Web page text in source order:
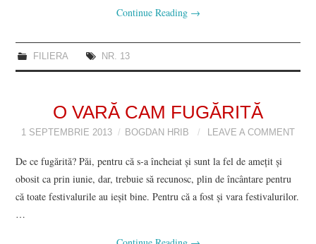
Continue Reading →
FILIERA NR. 13
O VARĂ CAM FUGĂRITĂ
1 SEPTEMBRIE 2013 BOGDAN HRIB LEAVE A COMMENT
De ce fugărită? Păi, pentru că s-a încheiat și sunt la fel de amețit și
obosit ca prin iunie, dar, trebuie să recunosc, plin de încântare pentru
că toate festivalurile au ieșit bine. Pentru că a fost și vara festivalurilor.
…